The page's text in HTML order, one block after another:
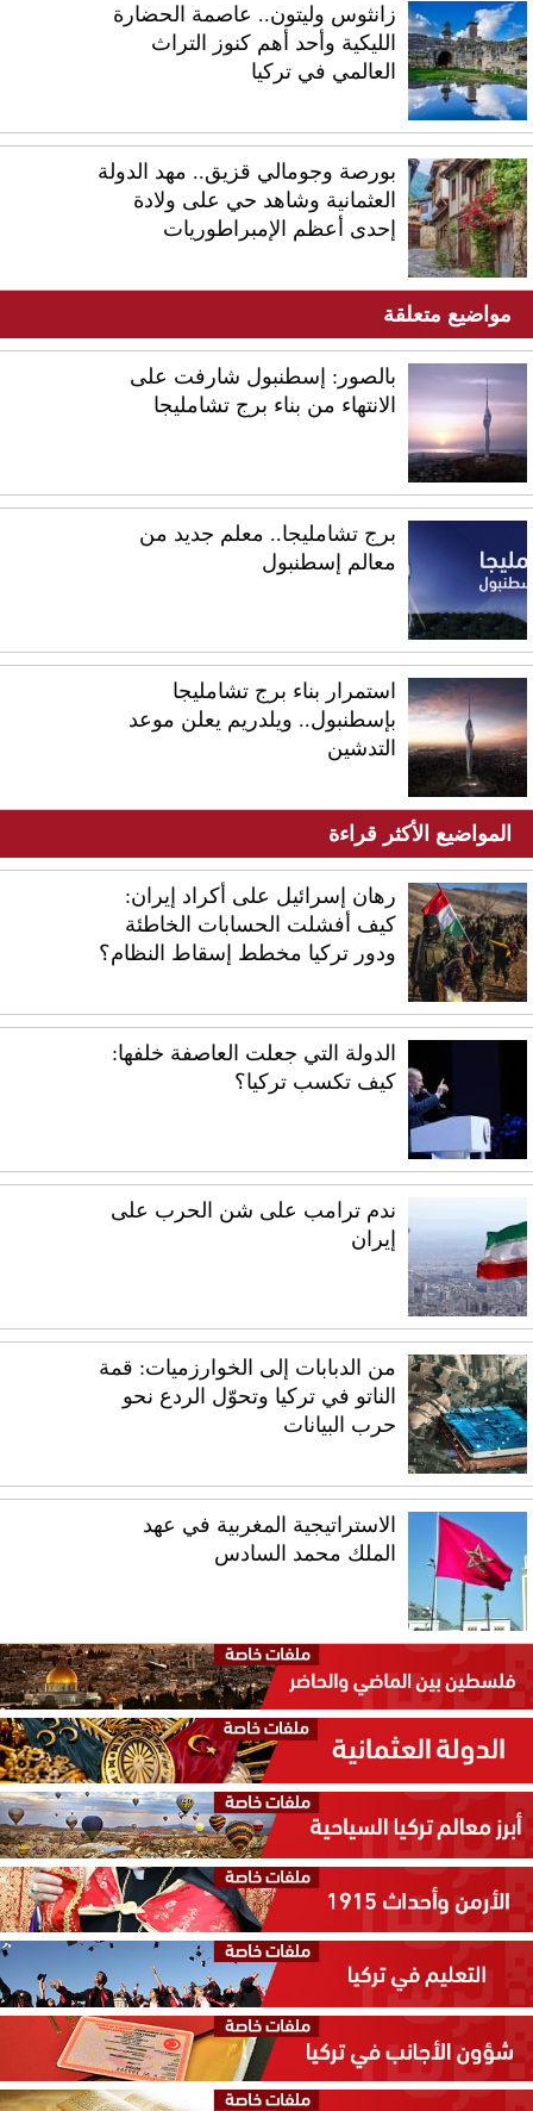
زانثوس وليتون.. عاصمة الحضارة
الليكية وأحد أهم كنوز التراث
العالمي في تركيا
بورصة وجومالي قزيق.. مهد الدولة
العثمانية وشاهد حي على ولادة
إحدى أعظم الإمبراطوريات
مواضيع متعلقة
بالصور: إسطنبول شارفت على
الانتهاء من بناء برج تشامليجا
برج تشامليجا.. معلم جديد من
معالم إسطنبول
استمرار بناء برج تشامليجا
بإسطنبول.. ويلدريم يعلن موعد
التدشين
المواضيع الأكثر قراءة
رهان إسرائيل على أكراد إيران:
كيف أفشلت الحسابات الخاطئة
ودور تركيا مخطط إسقاط النظام؟
الدولة التي جعلت العاصفة خلفها:
كيف تكسب تركيا؟
ندم ترامب على شن الحرب على
إيران
من الدبابات إلى الخوارزميات: قمة
الناتو في تركيا وتحوّل الردع نحو
حرب البيانات
الاستراتيجية المغربية في عهد
الملك محمد السادس